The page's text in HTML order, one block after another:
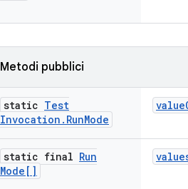
Metodi pubblici
static Test
Invocation . RunMode
value
static final Run
Mode[]